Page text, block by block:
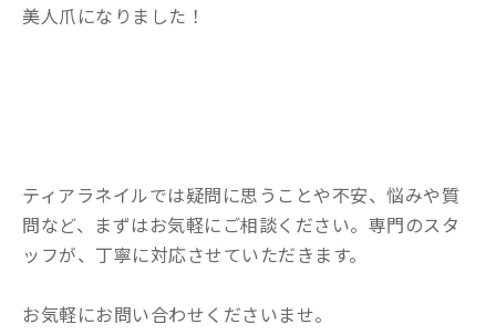
美人爪になりました！
ティアラネイルでは疑問に思うことや不安、悩みや質
問など、まずはお気軽にご相談ください。専門のスタ
ッフが、丁寧に対応させていただきます。
お気軽にお問い合わせくださいませ。